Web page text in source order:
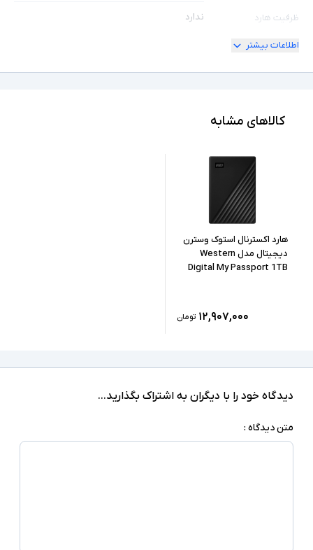
ظرفیت هارد ندارد
سایر توضیحات
اطلاعات بیشتر
کالاهای مشابه
هارد اکسترنال استوک وسترن
دیجیتال مدل Western
Digital My Passport 1TB
۱۲,۹۰۷,۰۰۰ تومان
دیدگاه خود را با دیگران به اشتراک بگذارید...
متن دیدگاه :